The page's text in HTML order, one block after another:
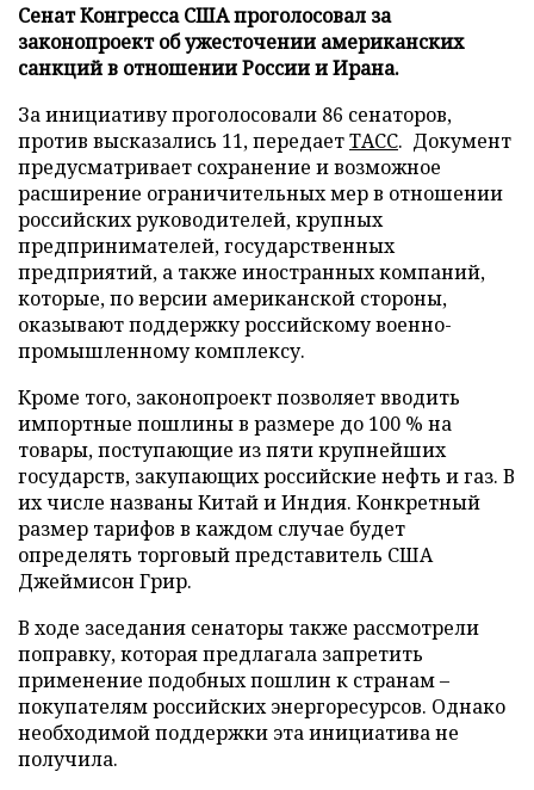
Сенат Конгресса США проголосовал за
законопроект об ужесточении американских
санкций в отношении России и Ирана.
За инициативу проголосовали 86 сенаторов,
против высказались 11, передаетТАСС. Документ
предусматривает сохранение и возможное
расширение ограничительных мер в отношении
российских руководителей, крупных
предпринимателей, государственных
предприятий, а также иностранных компаний,
которые, по версии американской стороны,
оказывают поддержку российскому военно-
промышленному комплексу.
Кроме того, законопроект позволяет вводить
импортные пошлины в размере до 100 % на
товары, поступающие из пяти крупнейших
государств, закупающих российские нефть и газ. В
их числе названы Китай и Индия. Конкретный
размер тарифов в каждом случае будет
определять торговый представитель США
Джеймисон Грир.
В ходе заседания сенаторы также рассмотрели
поправку, которая предлагала запретить
применение подобных пошлин к странам –
покупателям российских энергоресурсов. Однако
необходимой поддержки эта инициатива не
получила.